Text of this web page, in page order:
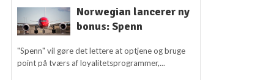
Norwegian lancerer ny
bonus: Spenn
"Spenn" vil gøre det lettere at optjene og bruge
point på tværs af loyalitetsprogrammer,...